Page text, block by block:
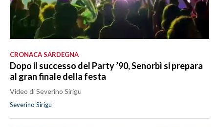
CRONACA SARDEGNA
Dopo il successo del Party ’90, Senorbì si prepara
al gran finale della festa
Video di Severino Sirigu
Severino Sirigu